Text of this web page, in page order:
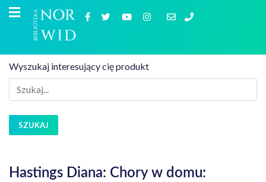
Wyszukaj interesujący cię produkt
SZUKAJ
Hastings Diana: Chory w domu: